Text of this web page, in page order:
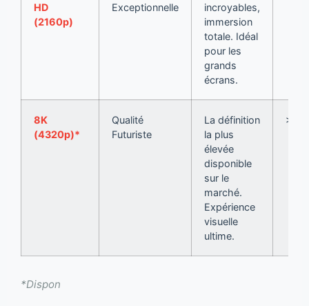
HD
(2160p)
Exceptionnelle
incroyables,
immersion
totale. Idéal
pour les
grands
écrans.
8K
(4320p)*
Qualité
Futuriste
La définition
la plus
élevée
disponible
sur le
marché.
Expérience
visuelle
ultime.
>
*Dispon